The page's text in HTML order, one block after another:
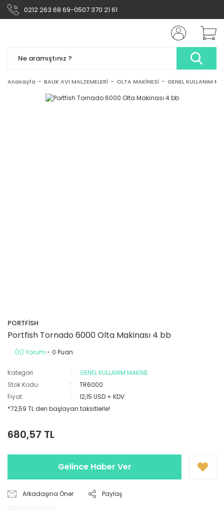
0212 263 68 69-0507 370 21 61
Anasayfa BALIK AVI MALZEMELERİ OLTA MAKİNESİ GENEL KULLANIM
PORTFİSH
Portfish Tornado 6000 Olta Makinası 4 bb
(0) Yorum - 0 Puan
Kategori
GENEL KULLANIM MAKİNE
Stok Kodu
TR6000
Fiyat
12,15 USD + KDV
*72,59 TL den başlayan taksitlerle!
680,57 TL
Gelince Haber Ver
Arkadaşına Öner Paylaş